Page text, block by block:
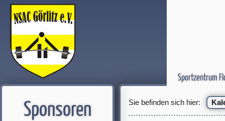
Sportzentrum
Sie befinden sich hier:
Sponsoren